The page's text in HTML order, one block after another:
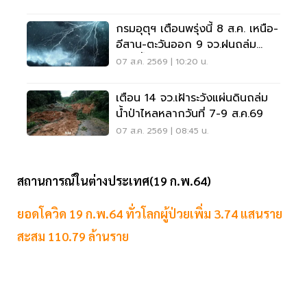
กรมอุตุฯ เตือนพรุ่งนี้ 8 ส.ค. เหนือ-
อีสาน-ตะวันออก 9 จว.ฝนถล่ม
ระวังน้ำท่วมฉับพลัน
07 ส.ค. 2569 | 10:20 น.
เตือน 14 จว.เฝ้าระวังแผ่นดินถล่ม
น้ำป่าไหลหลากวันที่ 7-9 ส.ค.69
07 ส.ค. 2569 | 08:45 น.
สถานการณ์ในต่างประเทศ(19 ก.พ.64)
ยอดโควิด 19 ก.พ.64 ทั่วโลกผู้ป่วยเพิ่ม 3.74 แสนราย
สะสม 110.79 ล้านราย